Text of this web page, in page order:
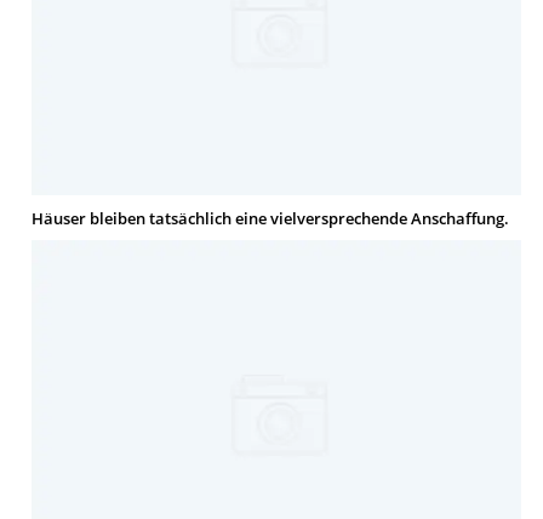
Häuser bleiben tatsächlich eine vielversprechende Anschaffung.